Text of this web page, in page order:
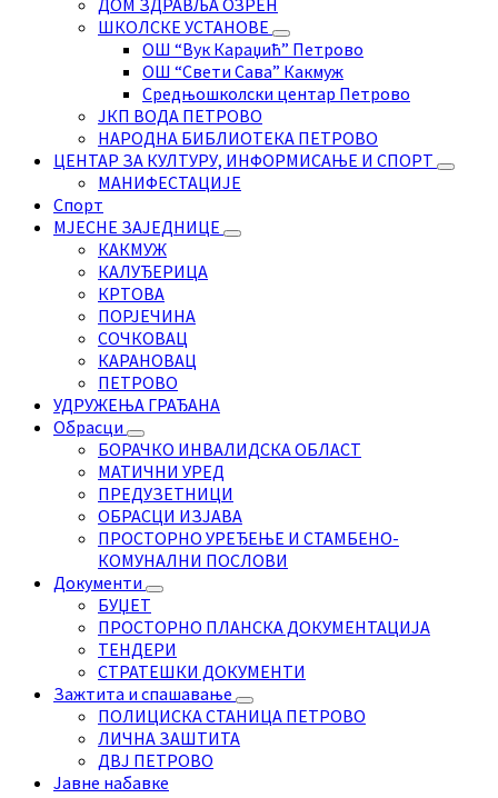
ШКОЛСКЕ УСТАНОВЕ
ОШ “Вук Караџић” Петрово
ОШ “Свети Сава” Какмуж
Средњошколски центар Петрово
ЈКП ВОДА ПЕТРОВО
НАРОДНА БИБЛИОТЕКА ПЕТРОВО
ЦЕНТАР ЗА КУЛТУРУ, ИНФОРМИСАЊЕ И СПОРТ
МАНИФЕСТАЦИЈЕ
Спорт
МЈЕСНЕ ЗАЈЕДНИЦЕ
КАКМУЖ
КАЛУЂЕРИЦА
КРТОВА
ПОРЈЕЧИНА
СОЧКОВАЦ
КАРАНОВАЦ
ПЕТРОВО
УДРУЖЕЊА ГРАЂАНА
Обрасци
БОРАЧКО ИНВАЛИДСКА ОБЛАСТ
МАТИЧНИ УРЕД
ПРЕДУЗЕТНИЦИ
ОБРАСЦИ ИЗЈАВА
ПРОСТОРНО УРЕЂЕЊЕ И СТАМБЕНО-
КОМУНАЛНИ ПОСЛОВИ
Документи
БУЏЕТ
ПРОСТОРНО ПЛАНСКА ДОКУМЕНТАЦИЈА
ТЕНДЕРИ
СТРАТЕШКИ ДОКУМЕНТИ
Зажтита и спашавање
ПОЛИЦИСКА СТАНИЦА ПЕТРОВО
ЛИЧНА ЗАШТИТА
ДВЈ ПЕТРОВО
Јавне набавке